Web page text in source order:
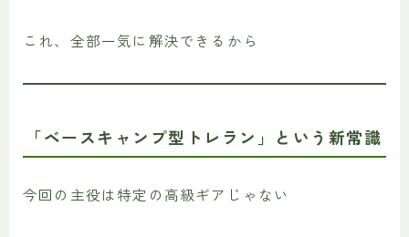
これ、全部一気に解決できるから
「ベースキャンプ型トレラン」という新常識
今回の主役は特定の高級ギアじゃない